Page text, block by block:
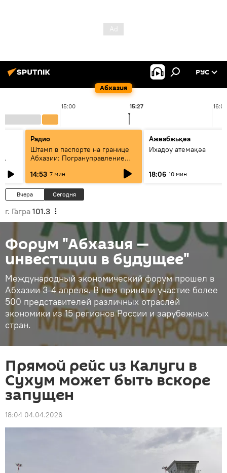
Абхазия
РУС
15:00 16:00
15:27
Радио
Штамп в паспорте на границе
Абхазии: Погрануправление
СГБ разъяснило правила для
туристов
14:53 7 мин
Ажәабжьқәа
Ихадоу атемақәа
18:06 10 мин
Вчера Сегодня
г. Гагра 101.3
Форум "Абхазия —
инвестиции в будущее"
Международный экономический форум прошел в
Абхазии 3-4 апреля. В нем приняли участие более
500 представителей различных отраслей
экономики из 15 регионов России и зарубежных
стран.
Прямой рейс из Калуги в
Сухум может быть вскоре
запущен
18:04 04.04.2026